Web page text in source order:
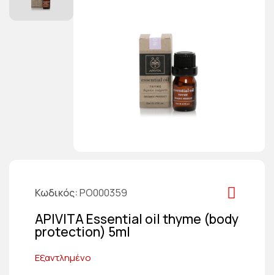
Κωδικός PO000359
APIVITA Essential oil thyme (body
protection) 5ml
Εξαντλημένο